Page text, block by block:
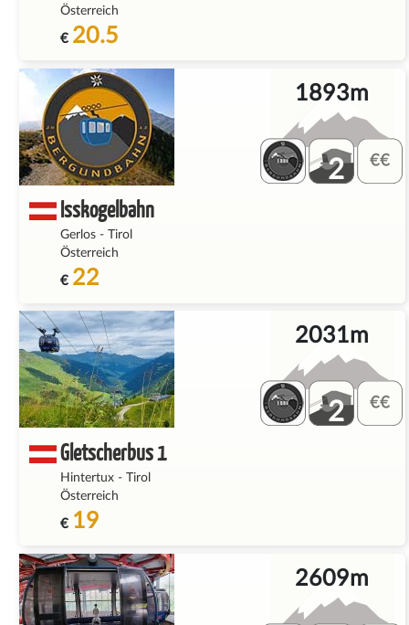
Österreich
€ 20.5
Isskogelbahn
Gerlos-
Tirol
Österreich
€ 22
1893m
2
Gletscherbus 1
Hintertux- Tirol
Österreich
€ 19
2031m
2
2609m